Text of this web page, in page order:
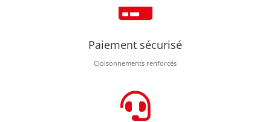

Paiement sécurisé
Cloisonnements renforcés
